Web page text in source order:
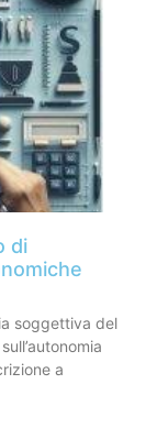
di
soggettiva del
a